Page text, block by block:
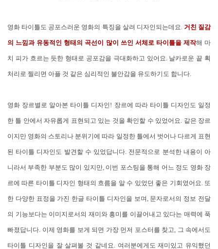
영화 타이틀도 공포스러운 영화의 특징을 살려 디자인되는데요. 거친 질감
의 느낌과 유동적인 형태의 곡선이 많이 쓰인 서체로 타이틀을 제작해 마
치 피가 흐르는 듯한 형태로 공포감을 극대화하고 있어요. 날카로운 끝 획
처리로 찔리면 아플 것 같은 심리적인 불안감을 유도하기도 합니다.
영화 장르별로 알아본 타이틀 디자인! 장르에 따라 타이틀 디자인도 일정
한 틀 안에서 자유롭게 표현되고 있는 것을 확인할 수 있었어요. 같은 장르
이지만 영화의 스토리나 분위기에 따라 일정한 틀에서 벗어나 다르게 표현
된 타이틀 디자인도 발견할 수 있었답니다. 전문적으로 분석한 내용이 아
니라서 부족한 부분도 많이 있지만, 이번 포스팅을 통해 어느 정도 영화 장
르에 따른 타이틀 디자인 형태의 흐름을 알 수 있었던 좋은 기회였어요. 또
한 다양한 표정을 가진 한글 타이틀 디자인을 보며, 문자로서의 정보 전달
의 기능보다는 이미지로서의 재미와 흥미를 이끌어내고 있다는 매력에 푹
빠졌답니다. 이제 영화를 보게 되면 가장 먼저 포스터를 찾고, 그 속에서도
타이틀 디자인을 잘 살펴볼 것 같네요. 여러분에게도 재미있고 유익했던